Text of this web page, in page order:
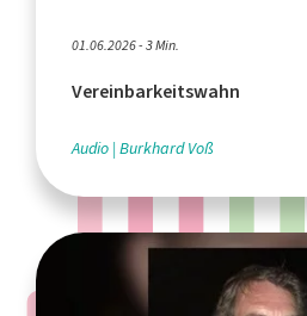
01.06.2026 - 3 Min.
Vereinbarkeitswahn
Audio Burkhard Voß